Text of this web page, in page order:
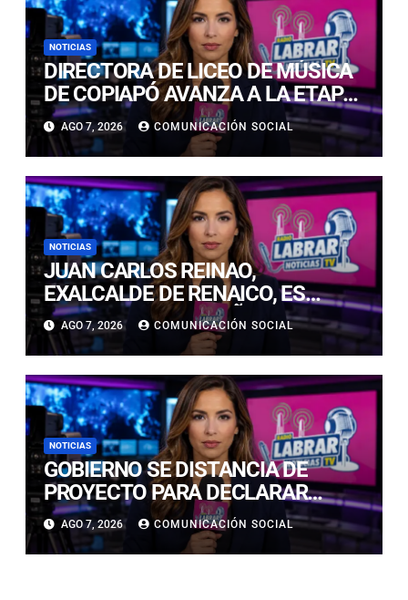
NOTICIAS
DIRECTORA DE LICEO DE MÚSICA
DE COPIAPÓ AVANZA A LA ETAPA
FINAL DEL PREMIO LED 2026 POR
INNOVACIÓN EDUCATIVA
AGO 7, 2026 COMUNICACIÓN SOCIAL
NOTICIAS
JUAN CARLOS REINAO,
EXALCALDE DE RENAICO, ES
CONDENADO A 15 AÑOS DE
CÁRCEL POR DELITOS DE
CONNOTACIÓN SEXUAL
AGO 7, 2026 COMUNICACIÓN SOCIAL
NOTICIAS
GOBIERNO SE DISTANCIA DE
PROYECTO PARA DECLARAR
FERIADO EL 17 DE SEPTIEMBRE:
“NO ES NECESARIO INNOVAR”
AGO 7, 2026 COMUNICACIÓN SOCIAL